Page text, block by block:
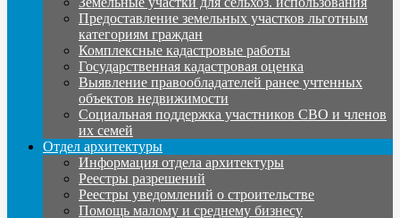
Предоставление земельных участков льготным
категориям граждан
Комплексные кадастровые работы
Государственная кадастровая оценка
Выявление правообладателей ранее учтенных
объектов недвижимости
Социальная поддержка участников СВО и членов
их семей
Отдел архитектуры
Информация отдела архитектуры
Реестры разрешений
Реестры уведомлений о строительстве
Помощь малому и среднему бизнесу